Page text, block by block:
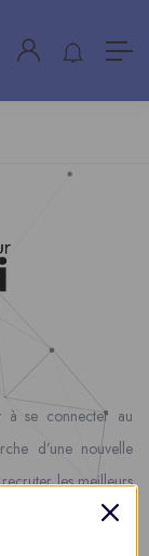
à se connecter au
d’une nouvelle
les meilleurs